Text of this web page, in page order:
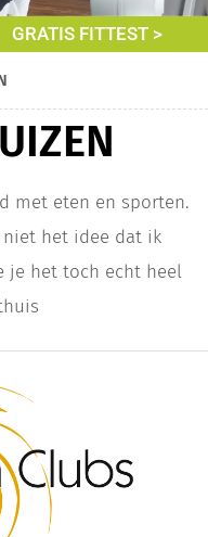
GRATIS FITTEST >
met eten en sporten.
niet het idee dat ik
je het toch echt heel